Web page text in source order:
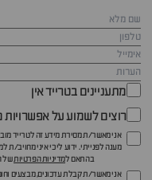
מתעניינים בטרייד אין
רוצים לשמוע על אפשרויות
אני מאשר/ת מסירת מידע זה לטרייד
מענה לפנייתי. ידוע לי כי איני מחויב/ת
בהתאם למדיניות הפרטיותשל
אני מאשר/ת קבלת עדכונים, מבצעים